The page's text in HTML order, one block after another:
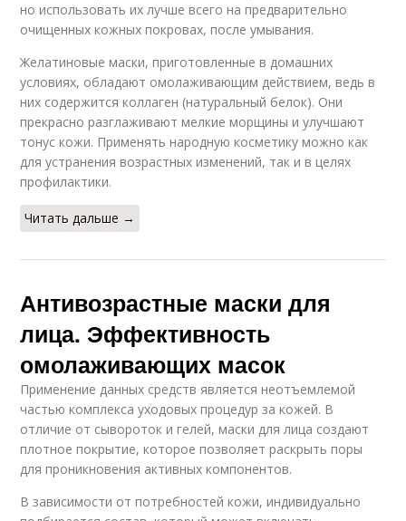
но использовать их лучше всего на предварительно
очищенных кожных покровах, после умывания.
Желатиновые маски, приготовленные в домашних
условиях, обладают омолаживающим действием, ведь в
них содержится коллаген (натуральный белок). Они
прекрасно разглаживают мелкие морщины и улучшают
тонус кожи. Применять народную косметику можно как
для устранения возрастных изменений, так и в целях
профилактики.
Читать дальше →
Антивозрастные маски для
лица. Эффективность
омолаживающих масок
Применение данных средств является неотъемлемой
частью комплекса уходовых процедур за кожей. В
отличие от сывороток и гелей, маски для лица создают
плотное покрытие, которое позволяет раскрыть поры
для проникновения активных компонентов.
В зависимости от потребностей кожи, индивидуально